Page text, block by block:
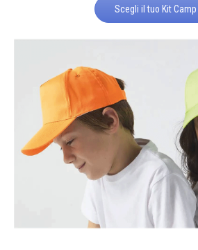
Scegli il tuo Kit Camp